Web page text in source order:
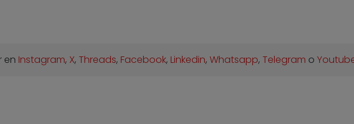
en Instagram, X, Threads, Facebook, Linkedin, Whatsapp, Telegram o